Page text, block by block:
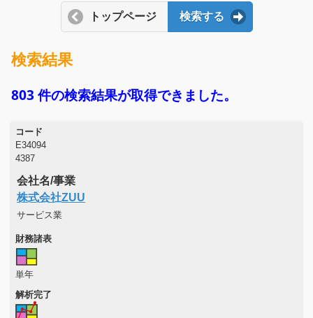
トップページ 検索する
検索結果
803 件の検索結果が取得できました。
コード
E34094
4387
会社名/事業
株式会社ZUU
サービス業
財務諸表
単年
解析完了